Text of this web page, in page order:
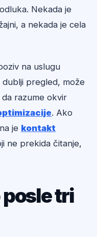
Nekada je
a nekada je cela
na uslugu
dublji pregled, može
razume okvir
. Ako
je kontakt
ne prekida čitanje,
tri